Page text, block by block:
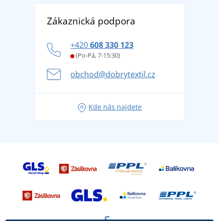
Vrácení zboží a reklamace
Potisk a výšivka
Věrnostní program BONTIS +
DobrýTextil pro firmy a organizace
tradicí od roku 1976
Letní dobrodružství začíná balením aneb připravte
se na dovolenou bez starostí
Zákaznická podpora
+420608 330 123
(Po-Pá, 7-15:30)
obchod@dobrytextil.cz
Kde nás najdete